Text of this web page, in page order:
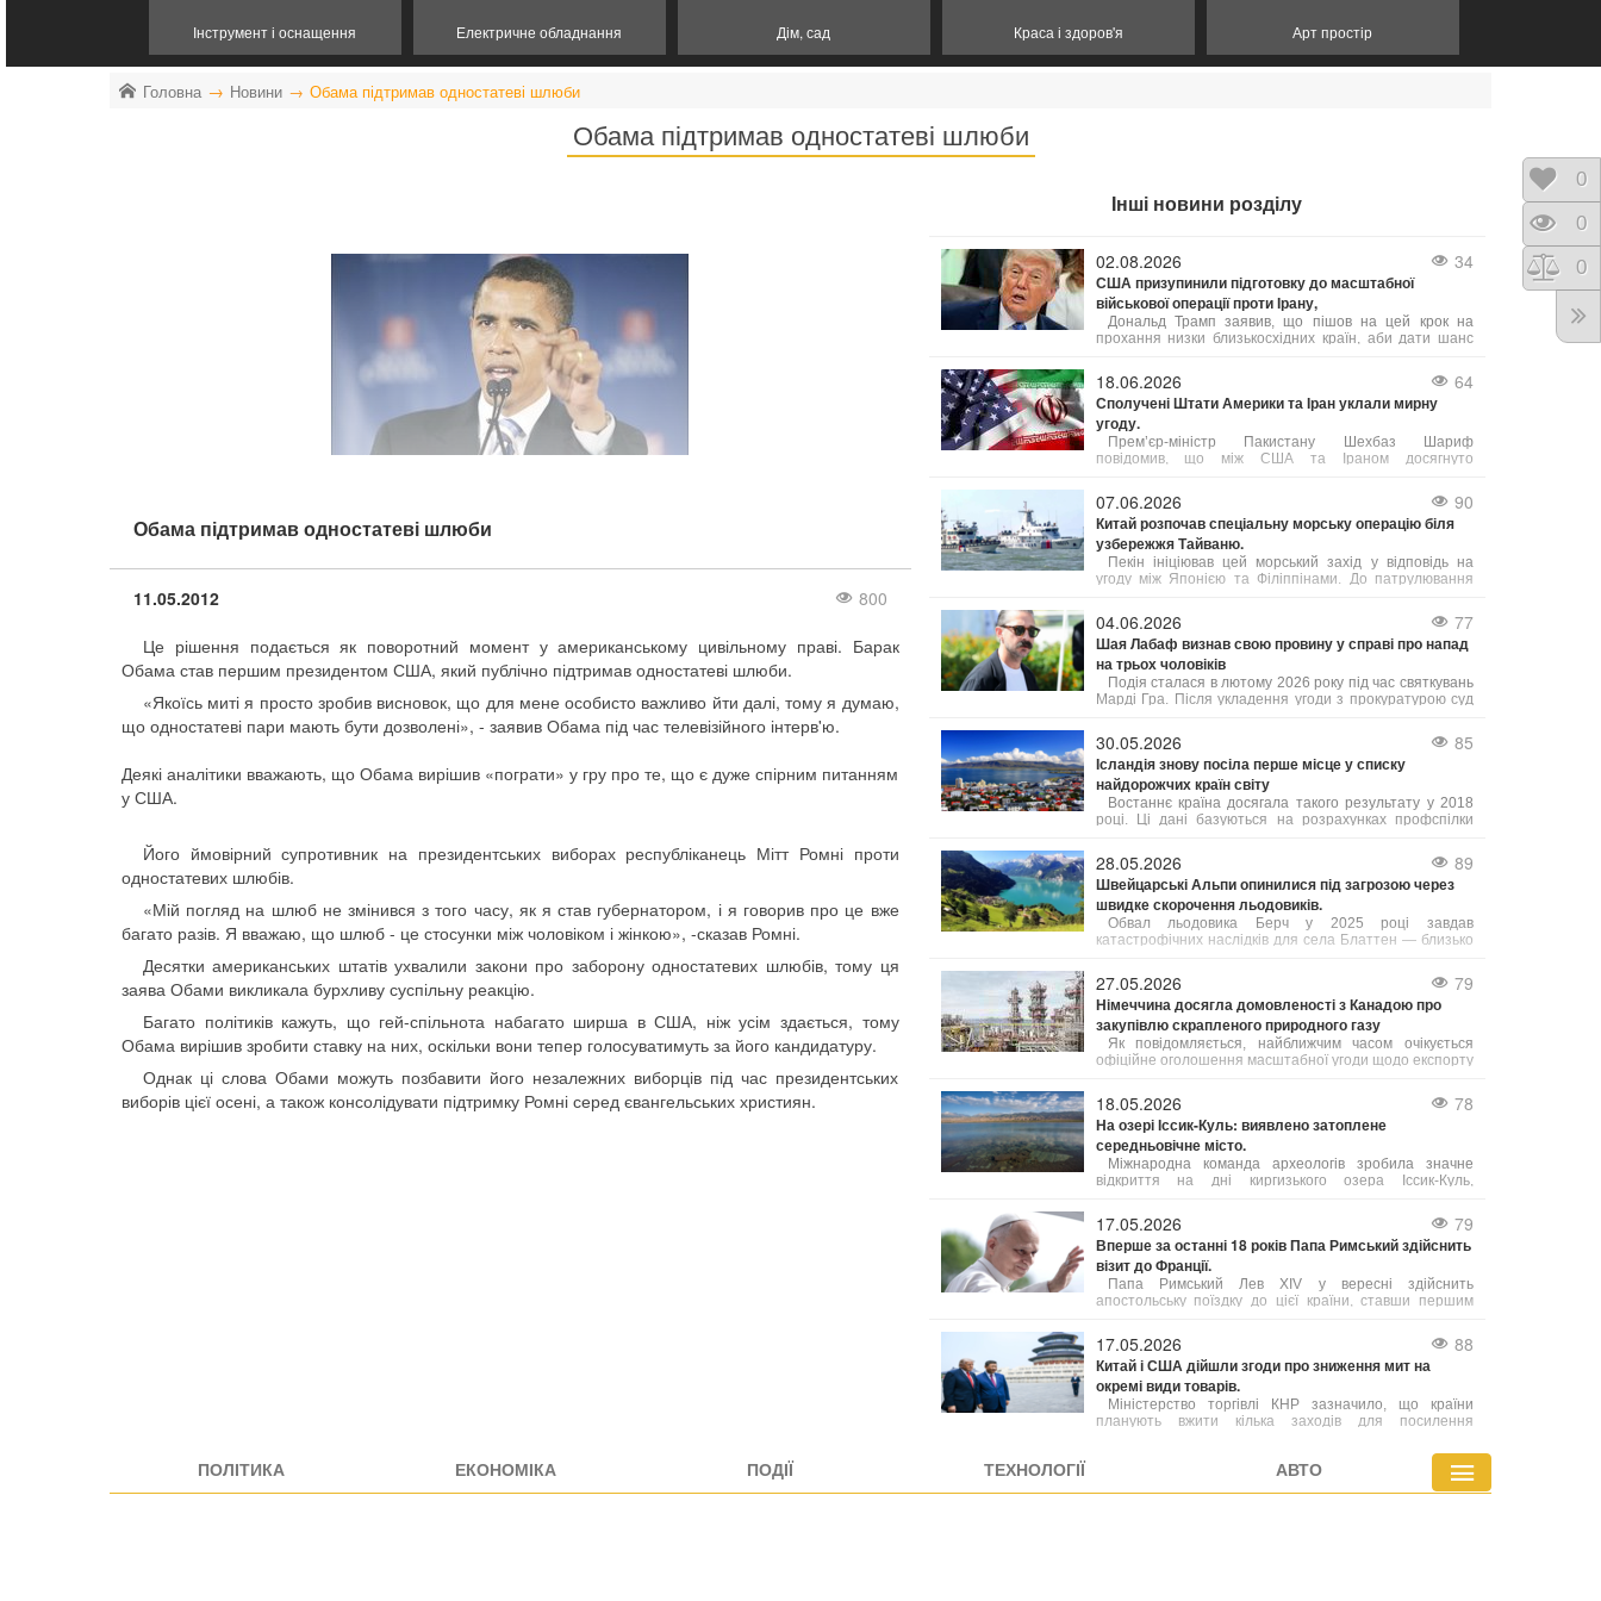
Інструмент і оснащення Електричне обладнання Дім, сад Краса і здоров'я Арт простір
Головна Новини Обама підтримав одностатеві шлюби
Обама підтримав одностатеві шлюби
Обама підтримав одностатеві шлюби
11.05.2012
800
Це рішення подається як поворотний момент у американському цивільному праві. Барак
Обама став першим президентом США, який публічно підтримав одностатеві шлюби.
«Якоїсь миті я просто зробив висновок, що для мене особисто важливо йти далі, тому я думаю,
що одностатеві пари мають бути дозволені», - заявив Обама під час телевізійного інтерв'ю.
Деякі аналітики вважають, що Обама вирішив «пограти» у гру про те, що є дуже спірним питанням
у США.
Його ймовірний супротивник на президентських виборах республіканець Мітт Ромні проти
одностатевих шлюбів.
«Мій погляд на шлюб не змінився з того часу, як я став губернатором, і я говорив про це вже
багато разів. Я вважаю, що шлюб - це стосунки між чоловіком і жінкою», -сказав Ромні.
Десятки американських штатів ухвалили закони про заборону одностатевих шлюбів, тому ця
заява Обами викликала бурхливу суспільну реакцію.
Багато політиків кажуть, що гей-спільнота набагато ширша в США, ніж усім здається, тому
Обама вирішив зробити ставку на них, оскільки вони тепер голосуватимуть за його кандидатуру.
Однак ці слова Обами можуть позбавити його незалежних виборців під час президентських
виборів цієї осені, а також консолідувати підтримку Ромні серед євангельських християн.
Інші новини розділу
02.08.2026 34
США призупинили підготовку до масштабної
військової операції проти Ірану,
Дональд Трамп заявив, що пішов на цей крок на
прохання низки близькосхідних країн, аби дати шанс
безпрецедентного силового тиску, пріоритетом було
обрано укладення угоди, яка б гарантувала безпеку
судноплавства в Ормузькій протоці та ліквідацію
ядерної загрози з боку Тегерана. Ізраїль, за словами
Трампа, підтримує такий підхід.
18.06.2026 64
Сполучені Штати Америки та Іран уклали мирну
угоду.
Прем’єр-міністр Пакистану Шехбаз Шариф
повідомив, що між США та Іраном досягнуто
07.06.2026 90
Китай розпочав спеціальну морську операцію біля
узбережжя Тайваню.
Пекін ініціював цей морський захід у відповідь на
угоду між Японією та Філіппінами. До патрулювання
04.06.2026 77
Шая Лабаф визнав свою провину у справі про напад
на трьох чоловіків
Подія сталася в лютому 2026 року під час святкувань
Марді Гра. Після укладення угоди з прокуратурою суд
Крім цього, актор має пройти курс лікування від
алкогольної залежності, тренінги з контролю над гнівом
та навчання толерантності. У разі невиконання цих
умов йому загрожує півроку ув’язнення.
30.05.2026 85
Ісландія знову посіла перше місце у списку
найдорожчих країн світу
Востаннє країна досягала такого результату у 2018
році. Ці дані базуються на розрахунках профспілки
Центрального банку Ісландії, як повідомляє Bloomberg.
Рівень цін в Ісландії, яку часто називають "країною
льоду та вогню", зараз приблизно на 3% вищий, ніж у
Швейцарії.
28.05.2026 89
Швейцарські Альпи опинилися під загрозою через
швидке скорочення льодовиків.
Обвал льодовика Берч у 2025 році завдав
катастрофічних наслідків для села Блаттен — близько
27.05.2026 79
Німеччина досягла домовленості з Канадою про
закупівлю скрапленого природного газу
Як повідомляється, найближчим часом очікується
офіційне оголошення масштабної угоди щодо експорту
18.05.2026 78
На озері Іссик-Куль: виявлено затоплене
середньовічне місто.
Міжнародна команда археологів зробила значне
відкриття на дні киргизького озера Іссик-Куль,
яку автори вже назвали однією з найважливіших за
останні роки, порівнюють за своєю значущістю з
легендарною Атлантидою.
17.05.2026 79
Вперше за останні 18 років Папа Римський здійснить
візит до Франції.
Папа Римський Лев XIV у вересні здійснить
апостольську поїздку до цієї країни, ставши першим
17.05.2026 88
Китай і США дійшли згоди про зниження мит на
окремі види товарів.
Міністерство торгівлі КНР зазначило, що країни
планують вжити кілька заходів для посилення
ПОЛІТИКА ЕКОНОМІКА ПОДІЇ ТЕХНОЛОГІЇ АВТО
0
0
0